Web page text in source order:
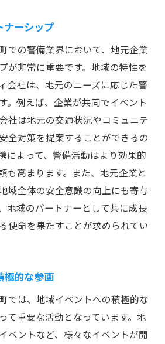
ナーシップ
での警備業界において、地元企業
が非常に重要です。地域の特性を
会社は、地元のニーズに応じた警
。例えば、企業が共同でイベント
社は地元の交通状況やコミュニテ
全対策を提案することができるの
によって、警備活動はより効果的
も高まります。また、地元企業と
域全体の安全意識の向上にも寄与
地域のパートナーとして共に成長
使命を果たすことが求められてい
極的な参画
では、地域イベントへの積極的な
て重要な活動となっています。地
ベントなど、様々なイベントが開